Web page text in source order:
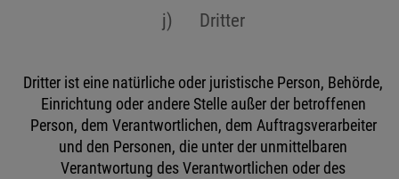
j) Dritter
Dritter ist eine natürliche oder juristische Person, Behörde,
Einrichtung oder andere Stelle außer der betroffenen
Person, dem Verantwortlichen, dem Auftragsverarbeiter
und den Personen, die unter der unmittelbaren
Verantwortung des Verantwortlichen oder des